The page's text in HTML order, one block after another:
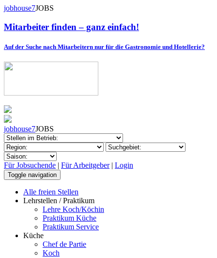
jobhouse7JOBS
Mitarbeiter finden – ganz einfach!
Auf der Suche nach Mitarbeitern nur für die Gastronomie und Hotellerie?
jobhouse7JOBS
Für Jobsuchende | Für Arbeitgeber| Login
Toggle navigation
Alle freien Stellen
Lehrstellen / Praktikum
Lehre Koch/Köchin
Praktikum Küche
Praktikum Service
Küche
Chef de Partie
Koch